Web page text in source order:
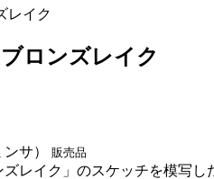
ロンズレイク
サ） 販売品
レイク」のスケッチを模写し